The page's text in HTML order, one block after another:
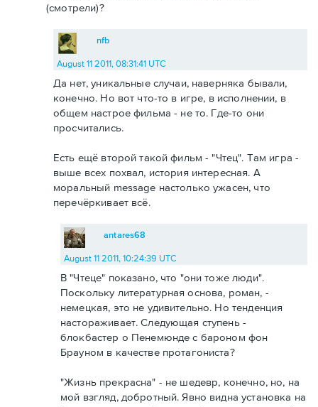
(смотрели)?
nfb
August 11 2011, 08:31:41 UTC
Да нет, уникальные случаи, наверняка бывали,
конечно. Но вот что-то в игре, в исполнении, в
общем настрое фильма - не то. Где-то они
просчитались.
Есть ещё второй такой фильм - "Чтец". Там игра -
выше всех похвал, история интересная. А
моральный message настолько ужасен, что
перечёркивает всё.
antares68
August 11 2011, 10:24:39 UTC
В "Чтеце" показано, что "они тоже люди".
Поскольку литературная основа, роман, -
немецкая, это не удивительно. Но тенденция
настораживает. Следующая ступень -
блокбастер о Пенемюнде с бароном фон
Брауном в качестве протагониста?
"Жизнь прекрасна" - не шедевр, конечно, но, на
мой взгляд, добротный. Явно видна установка на